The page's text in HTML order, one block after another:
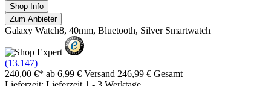
Shop-Info
Zum Anbieter
Galaxy Watch8, 40mm, Bluetooth, Silver Smartwatch
(13.147)
240,00 €* ab 6,99 € Versand 246,99 € Gesamt